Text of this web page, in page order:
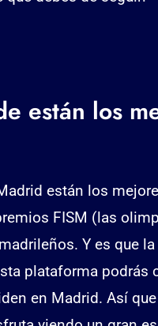
están los
están los
FISM (las
Y es que
plataforma podrás
en Madrid. Así